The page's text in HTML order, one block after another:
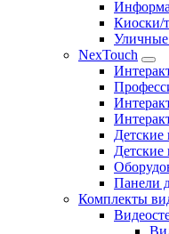
Киоски/
Уличные
NexTouch
Детские
Панели
Комплекты